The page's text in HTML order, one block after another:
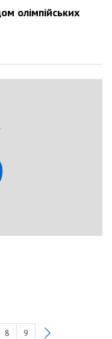
олімпійських
8 9